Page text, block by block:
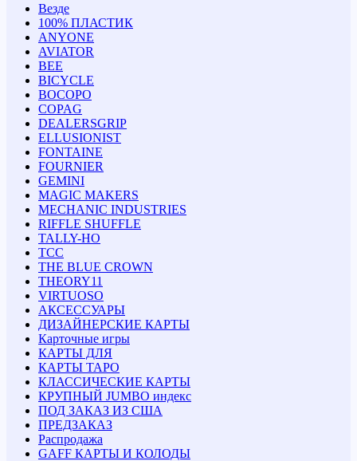
Везде
100% ПЛАСТИК
ANYONE
AVIATOR
BEE
BICYCLE
BOCOPO
COPAG
DEALERSGRIP
ELLUSIONIST
FONTAINE
FOURNIER
GEMINI
MAGIC MAKERS
MECHANIC INDUSTRIES
RIFFLE SHUFFLE
TALLY-HO
TCC
THE BLUE CROWN
THEORY11
VIRTUOSO
АКСЕССУАРЫ
ДИЗАЙНЕРСКИЕ КАРТЫ
Карточные игры
КАРТЫ ДЛЯ
КАРТЫ ТАРО
КЛАССИЧЕСКИЕ КАРТЫ
КРУПНЫЙ JUMBO индекс
ПОД ЗАКАЗ ИЗ США
ПРЕДЗАКАЗ
Распродажа
GAFF КАРТЫ И КОЛОДЫ